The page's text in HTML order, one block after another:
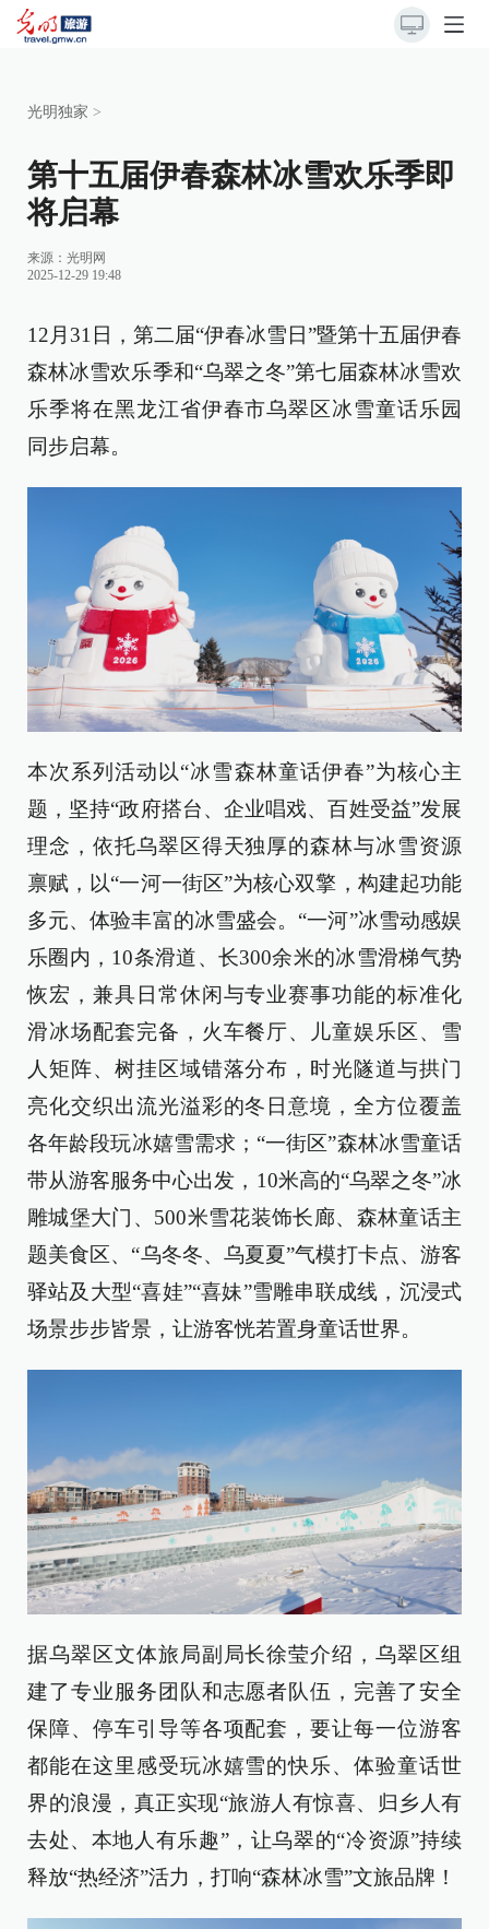
光明独家 >
第十五届伊春森林冰雪欢乐季即
将启幕
来源： 光明网
2025-12-29 19:48
12月31日，第二届“伊春冰雪日”暨第十五届伊春
森林冰雪欢乐季和“乌翠之冬”第七届森林冰雪欢
乐季将在黑龙江省伊春市乌翠区冰雪童话乐园
同步启幕。
本次系列活动以“冰雪森林童话伊春”为核心主
题，坚持“政府搭台、企业唱戏、百姓受益”发展
理念，依托乌翠区得天独厚的森林与冰雪资源
禀赋，以“一河一街区”为核心双擎，构建起功能
多元、体验丰富的冰雪盛会。“一河”冰雪动感娱
乐圈内，10条滑道、长300余米的冰雪滑梯气势
恢宏，兼具日常休闲与专业赛事功能的标准化
滑冰场配套完备，火车餐厅、儿童娱乐区、雪
人矩阵、树挂区域错落分布，时光隧道与拱门
亮化交织出流光溢彩的冬日意境，全方位覆盖
各年龄段玩冰嬉雪需求；“一街区”森林冰雪童话
带从游客服务中心出发，10米高的“乌翠之冬”冰
雕城堡大门、500米雪花装饰长廊、森林童话主
题美食区、“乌冬冬、乌夏夏”气模打卡点、游客
驿站及大型“喜娃”“喜妹”雪雕串联成线，沉浸式
场景步步皆景，让游客恍若置身童话世界。
据乌翠区文体旅局副局长徐莹介绍，乌翠区组
建了专业服务团队和志愿者队伍，完善了安全
保障、停车引导等各项配套，要让每一位游客
都能在这里感受玩冰嬉雪的快乐、体验童话世
界的浪漫，真正实现“旅游人有惊喜、归乡人有
去处、本地人有乐趣”，让乌翠的“冷资源”持续
释放“热经济”活力，打响“森林冰雪”文旅品牌！